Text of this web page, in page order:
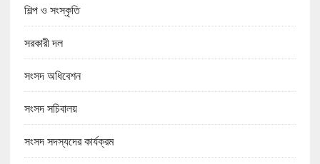
শিল্প ও সংস্কৃতি
সরকারী দল
সংসদ অধিবেশন
সংসদ সচিবালয়
সংসদ সদস্যদের কার্যক্রম